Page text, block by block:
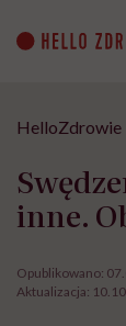
content
HelloZdrowie
inne.
Opublikowano:
Aktualizacja: